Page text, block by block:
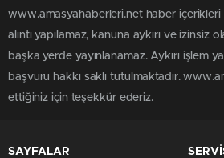
www.amasyahaberleri.net haber
alıntı yapılamaz, kanuna aykırı ve izinsiz
başka yerde yayınlanamaz. Aykırı işlem
başvuru hakkı saklı tutulmaktadır.
ettiğiniz için teşekkür ederiz.
SAYFALAR